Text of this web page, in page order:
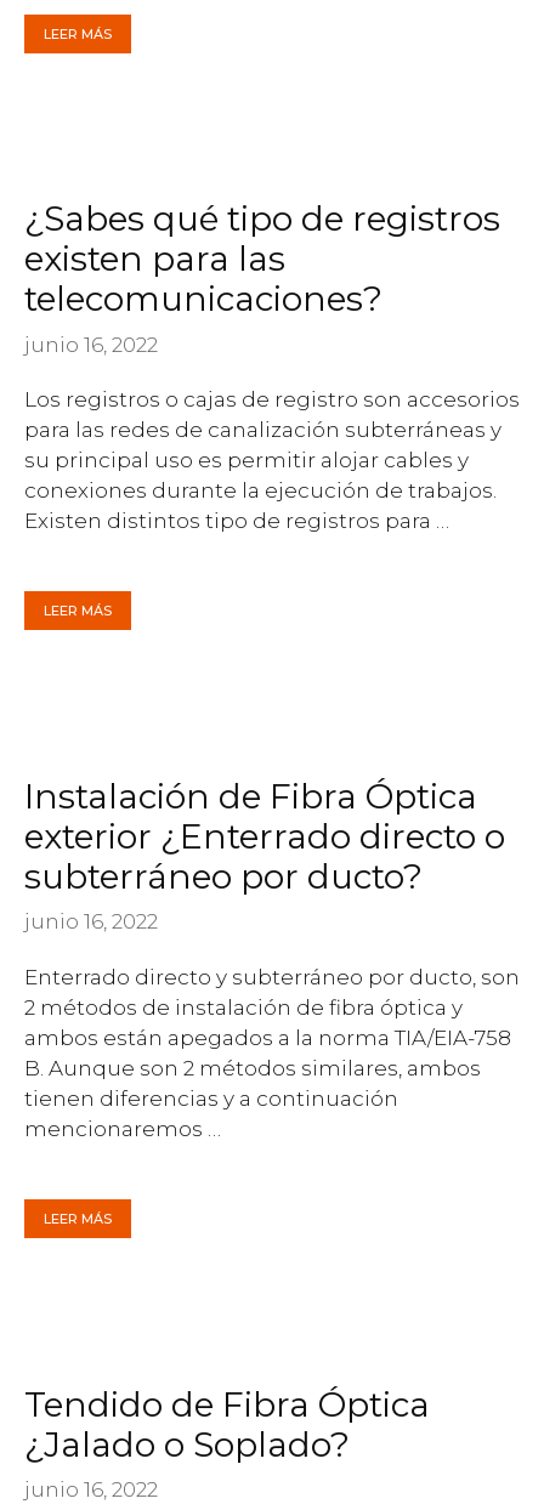
LEER MÁS
¿Sabes qué tipo de registros
existen para las
telecomunicaciones?
junio 16, 2022
Los registros o cajas de registro son accesorios
para las redes de canalización subterráneas y
su principal uso es permitir alojar cables y
conexiones durante la ejecución de trabajos.
Existen distintos tipo de registros para …
LEER MÁS
Instalación de Fibra Óptica
exterior ¿Enterrado directo o
subterráneo por ducto?
junio 16, 2022
Enterrado directo y subterráneo por ducto, son
2 métodos de instalación de fibra óptica y
ambos están apegados a la norma TIA/EIA-758
B. Aunque son 2 métodos similares, ambos
tienen diferencias y a continuación
mencionaremos …
LEER MÁS
Tendido de Fibra Óptica
¿Jalado o Soplado?
junio 16, 2022